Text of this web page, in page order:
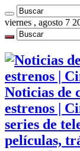
viernes , agosto 7
Noticias de
estrenos |
series de
películas,